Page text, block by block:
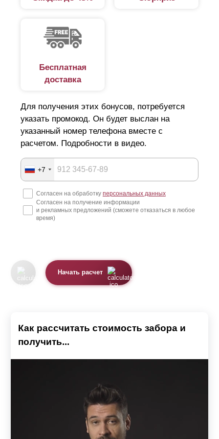
Бесплатная
доставка
Для получения этих бонусов, потребуется
указать промокод. Он будет выслан на
указанный номер телефона вместе с
расчетом. Подробности в видео.
+7
Согласен на обработку персональных данных
Согласен на получение информации
и рекламных предложений (сможете отказаться в любое
время)
Начать расчет
Как рассчитать стоимость забора и
получить...